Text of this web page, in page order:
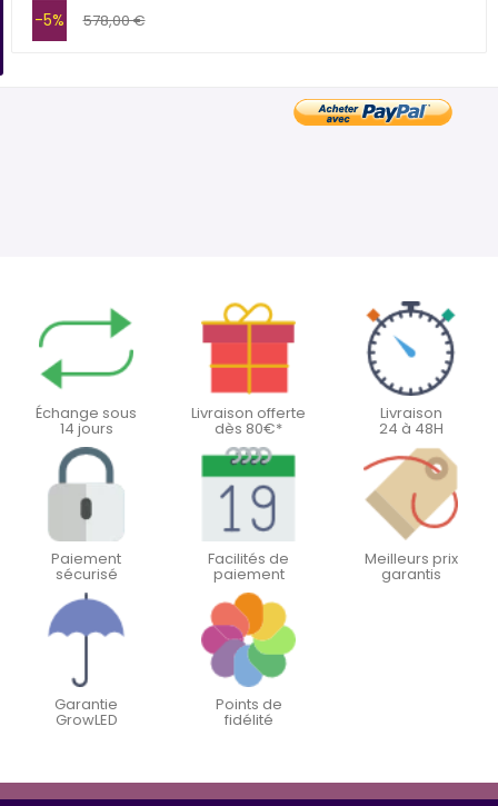
-5% 578,00 €
Échange sous
14 jours
Livraison offerte
dès 80€*
Livraison
24 à 48H
Paiement
sécurisé
Facilités de
paiement
Meilleurs prix
garantis
Garantie
GrowLED
Points de
fidélité